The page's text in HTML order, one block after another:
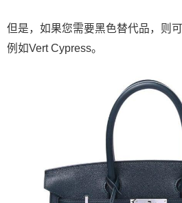
但是，如果您需要黑色替代品，则
例如Vert Cypress。